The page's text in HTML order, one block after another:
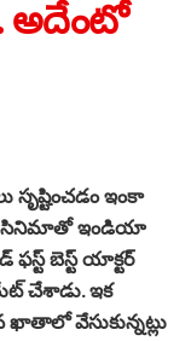
అదేంటో
సృష్టించడం ఇంకా
సినిమాతో ఇండియా
ఫస్ట్ బెస్ట్ యాక్టర్
చేశాడు. ఇక
వేసుకున్నట్లు